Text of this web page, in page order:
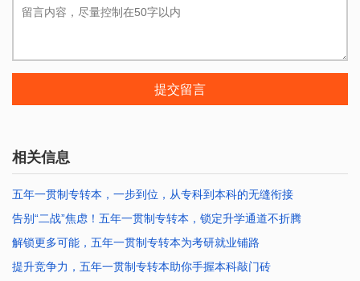
提交留言
相关信息
五年一贯制专转本，一步到位，从专科到本科的无缝衔接
2026-07-25 10:12:47
告别“二战”焦虑！五年一贯制专转本，锁定升学通道不折腾
2026-07-20 10:40:01
解锁更多可能，五年一贯制专转本为考研就业铺路
2026-07-17 10:02:39
提升竞争力，五年一贯制专转本助你手握本科敲门砖